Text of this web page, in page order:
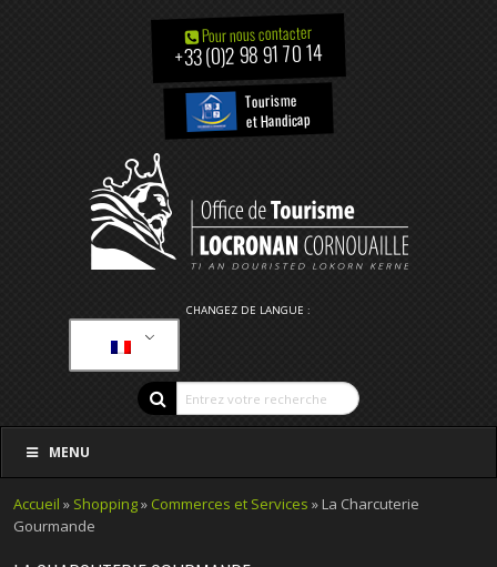
Pour nous contacter
+33 (0)2 98 91 70 14
Tourisme
et Handicap
CHANGEZ DE LANGUE :
MENU
Accueil » Shopping» Commerces et Services » La Charcuterie
Gourmande